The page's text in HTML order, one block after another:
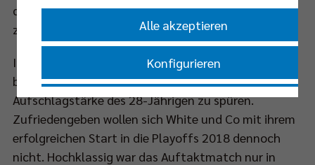
den Punkt: „Meine Leistungen waren gut, aber
zufrieden bin ich nicht. Es geht immer besser.“
Im Hinspiel der Viertelfinalserie am Mittwochabend
bekamen die Lüneburger vor allem die
Aufschlagstärke des 28-Jährigen zu spüren.
Zufriedengeben wollen sich White und Co mit ihrem
erfolgreichen Start in die Playoffs 2018 dennoch
nicht. Hochklassig war das Auftaktmatch nur in
Alle akzeptieren
Konfigurieren
Nur essenzielle Cookies akzeptieren
Impressum| Datenschutzerklärung